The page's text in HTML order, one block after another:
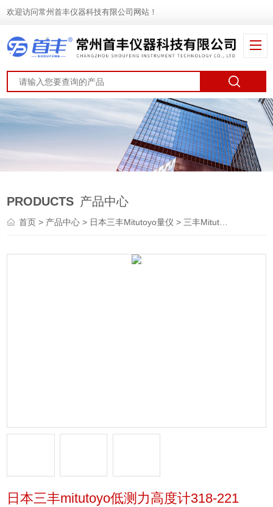
欢迎访问常州首丰仪器科技有限公司网站！
PRODUCTS 产品中心
首页> 产品中心 > 日本三丰Mitutoyo量仪 >三丰Mitutoyo-光栅式测微仪
日本三丰mitutoyo低测力高度计318-221